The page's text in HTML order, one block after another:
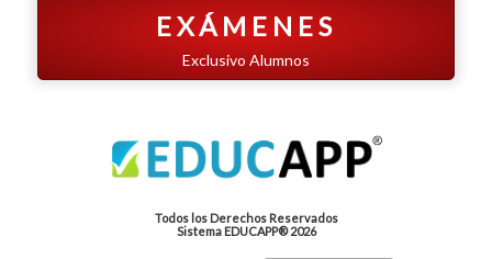
E X Á M E N E S
Exclusivo Alumnos
Todos los Derechos Reservados
Sistema EDUCAPP® 2026